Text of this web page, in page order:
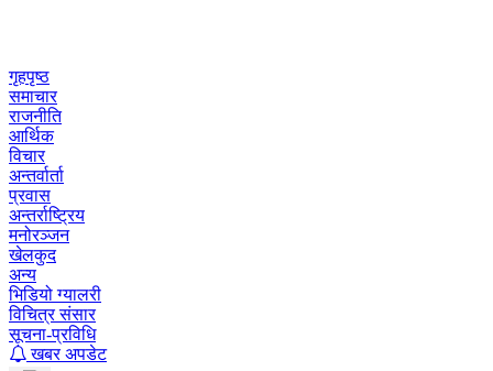
गृहपृष्ठ
समाचार
राजनीति
आर्थिक
विचार
अन्तर्वार्ता
प्रवास
अन्तर्राष्ट्रिय
मनोरञ्जन
खेलकुद
अन्य
भिडियो ग्यालरी
विचित्र संसार
सूचना-प्रविधि
खबर अपडेट